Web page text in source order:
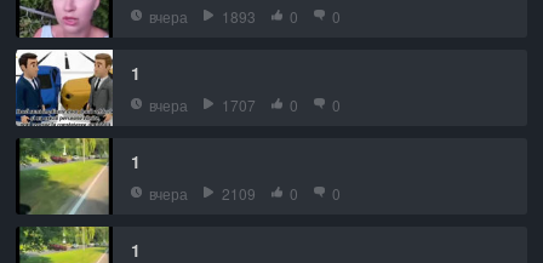
вчера 1893 0 0
1
вчера 1707 0 0
1
вчера 2109 0 0
1